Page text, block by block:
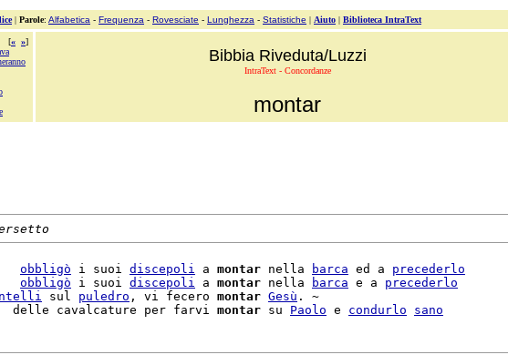
| Parole: Alfabetica - Frequenza - Rovesciate - Lunghezza - Statistiche | Aiuto | Biblioteca IntraText
[« »]
Bibbia Riveduta/Luzzi
IntraText - Concordanze
montar
obbligò i suoi discepoli a montar nella barca ed a precederlo
obbligò i suoi discepoli a montar nella barca e a precederlo
sul puledro , vi fecero montar Gesù . ~
cavalcature per farvi montar su Paolo e condurlo sano